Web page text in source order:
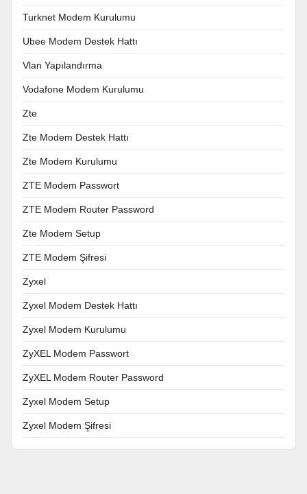
Turknet Modem Kurulumu
Ubee Modem Destek Hattı
Vlan Yapılandırma
Vodafone Modem Kurulumu
Zte
Zte Modem Destek Hattı
Zte Modem Kurulumu
ZTE Modem Passwort
ZTE Modem Router Password
Zte Modem Setup
ZTE Modem Şifresi
Zyxel
Zyxel Modem Destek Hattı
Zyxel Modem Kurulumu
ZyXEL Modem Passwort
ZyXEL Modem Router Password
Zyxel Modem Setup
Zyxel Modem Şifresi